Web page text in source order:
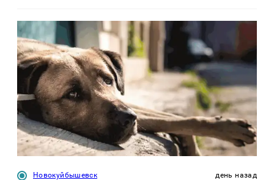
Новокуйбышевск день назад